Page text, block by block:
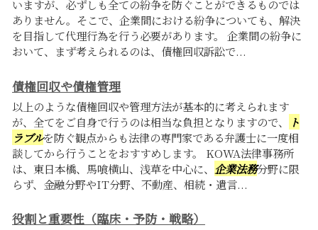
いますが、必ずしも全ての紛争を防ぐことができるものでは
ありません。そこで、企業間における紛争についても、解決
を目指して代理行為を行う必要があります。 企業間の紛争に
おいて、まず考えられるのは、債権回収訴訟で...
債権回収や債権管理
以上のような債権回収や管理方法が基本的に考えられます
が、全てをご自身で行うのは相当な負担となりますので、
ト
ラブルを防ぐ観点からも法律の専門家である弁護士に一度相
談してから行うことをおすすめします。 KOWA法律事務所
は、東日本橋、馬喰横山、浅草を中心に、 企業法務分野に限
らず、金融分野やIT分野、不動産、相続・遺言...
役割と重要性（臨床・予防・戦略）